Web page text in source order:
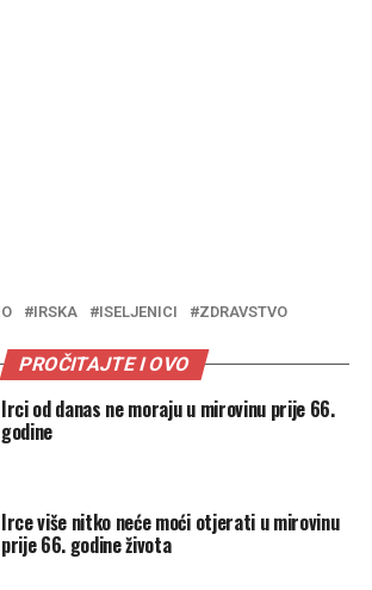
IRSKA ISELJENICI ZDRAVSTVO
PROČITAJTE I OVO
Irci od danas ne moraju u mirovinu prije 66.
godine
Irce više nitko neće moći otjerati u mirovinu
prije 66. godine života